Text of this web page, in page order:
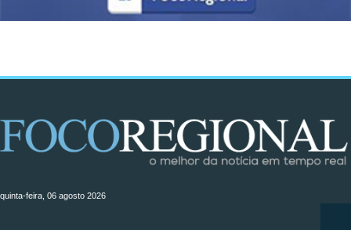
quinta-feira, 06 agosto 2026